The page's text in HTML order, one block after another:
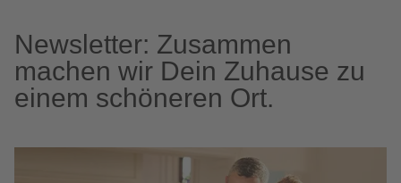
Newsletter: Zusammen
machen wir Dein Zuhause zu
einem schöneren Ort.